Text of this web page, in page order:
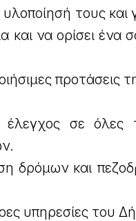
τους και
και να ορίσει
έλεγχος σε
δρόμων και
υπηρεσίες του